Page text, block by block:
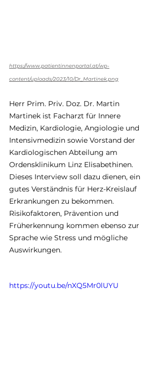
https://www.patientinnenportal.at/wp-
content/uploads/2023/10/Dr_Martinek.png
Herr Prim. Priv. Doz. Dr. Martin
Martinek ist Facharzt für Innere
Medizin, Kardiologie, Angiologie und
Intensivmedizin sowie Vorstand der
Kardiologischen Abteilung am
Ordensklinikum Linz Elisabethinen.
Dieses Interview soll dazu dienen, ein
gutes Verständnis für Herz-Kreislauf
Erkrankungen zu bekommen.
Risikofaktoren, Prävention und
Früherkennung kommen ebenso zur
Sprache wie Stress und mögliche
Auswirkungen.
https://youtu.be/nXQ5Mr0lUYU